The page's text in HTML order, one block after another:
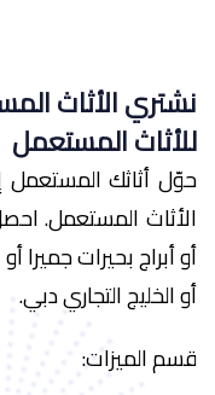
نشتري الأثاث
للأثاث المستعمل
حوّل أثاثك المستعمل
الأثاث المستعمل.
أو الخليج التجاري دبي.
قسم الميزات: